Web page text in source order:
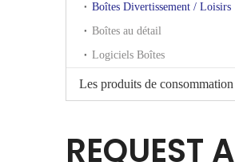
Boîtes Divertissement / Loisirs
Boîtes au détail
Logiciels Boîtes
Les produits de consommation
REQUEST A